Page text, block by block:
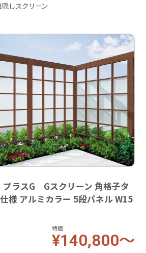
しスクリーン
ラスG Gスクリーン 角格子タ
様 アルミカラー 5段パネル W15
特価
¥140,800～